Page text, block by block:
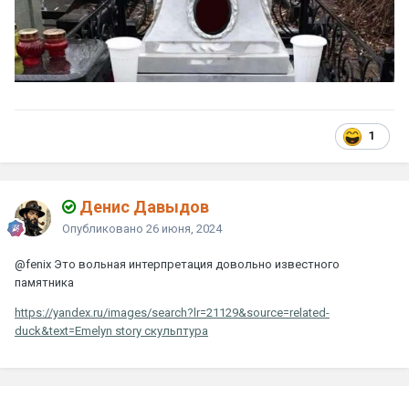
1
Денис Давыдов
Опубликовано 26 июня, 2024
@fenix Это вольная интерпретация довольно известного
памятника
https://yandex.ru/images/search?lr=21129&source=related-
duck&text=Emelyn story скульптура